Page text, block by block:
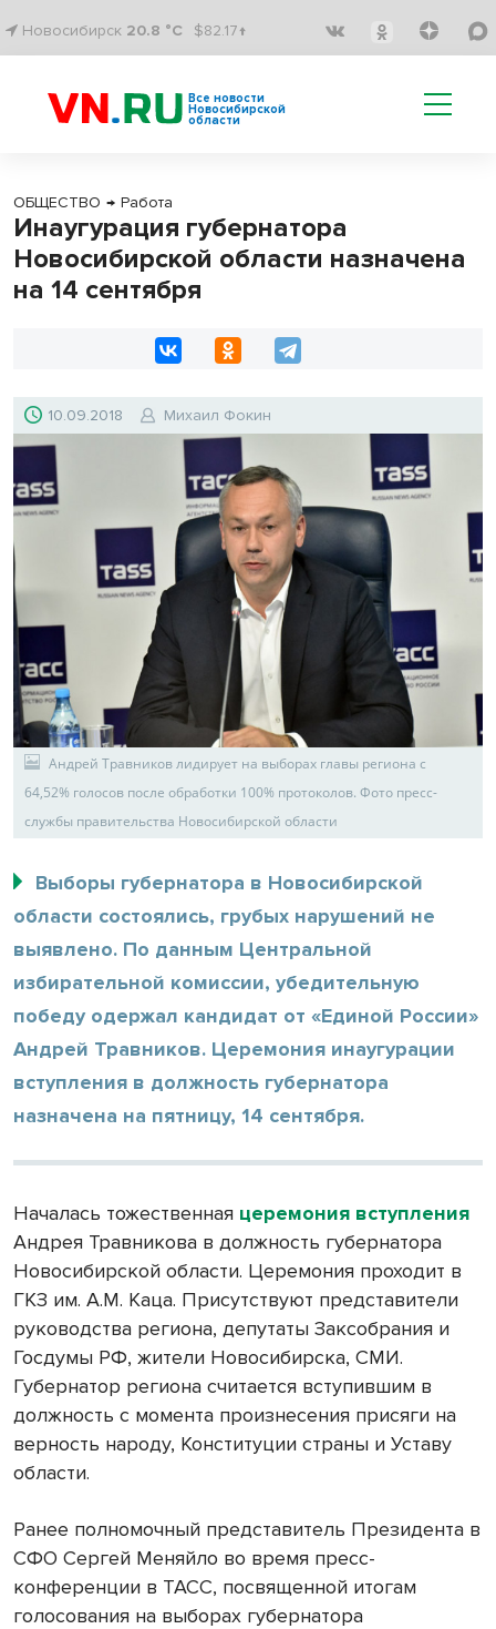
Новосибирск 20.8 °C $82.17↑
Все новости
Новосибирской
области
ОБЩЕСТВО → Работа
Инаугурация губернатора
Новосибирской области назначена
на 14 сентября
10.09.2018 Михаил Фокин
Андрей Травников лидирует на выборах главы региона с
64,52% голосов после обработки 100% протоколов. Фото пресс-
службы правительства Новосибирской области
Выборы губернатора в Новосибирской
области состоялись, грубых нарушений не
выявлено. По данным Центральной
избирательной комиссии, убедительную
победу одержал кандидат от «Единой России»
Андрей Травников. Церемония инаугурации
вступления в должность губернатора
назначена на пятницу, 14 сентября.
Началась тожественная церемония вступления
Андрея Травникова в должность губернатора
Новосибирской области. Церемония проходит в
ГКЗ им. А.М. Каца. Присутствуют представители
руководства региона, депутаты Заксобрания и
Госдумы РФ, жители Новосибирска, СМИ.
Губернатор региона считается вступившим в
должность с момента произнесения присяги на
верность народу, Конституции страны и Уставу
области.
Ранее полномочный представитель Президента в
СФО Сергей Меняйло во время пресс-
конференции в ТАСС, посвященной итогам
голосования на выборах губернатора